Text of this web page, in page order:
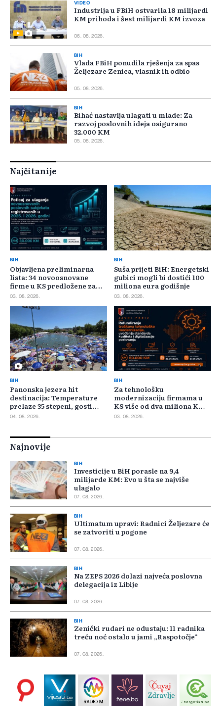
VIDEO
Industrija u FBiH ostvarila 18 milijardi
KM prihoda i šest milijardi KM izvoza
06. 08. 2026.
BIH
Vlada FBiH ponudila rješenja za spas
Željezare Zenica, vlasnik ih odbio
05. 08. 2026.
BIH
Bihać nastavlja ulagati u mlade: Za
razvoj poslovnih ideja osigurano
32.000 KM
05. 08. 2026.
Najčitanije
BIH
Objavljena preliminarna
lista: 34 novoosnovane
firme u KS predložene za
400.000 KM poticaja
03. 08. 2026.
BIH
Suša prijeti BiH: Energetski
gubici mogli bi dostići 100
miliona eura godišnje
03. 08. 2026.
BIH
Panonska jezera hit
destinacija: Temperature
prelaze 35 stepeni, gosti
pristižu iz cijele regije
04. 08. 2026.
BIH
Za tehnološku
modernizaciju firmama u
KS više od dva miliona KM,
odbijeno 135 prijava
03. 08. 2026.
Najnovije
BIH
Investicije u BiH porasle na 9,4
milijarde KM: Evo u šta se najviše
ulagalo
07. 08. 2026.
BIH
Ultimatum upravi: Radnici Željezare će
se zatvoriti u pogone
07. 08. 2026.
BIH
Na ZEPS 2026 dolazi najveća poslovna
delegacija iz Libije
07. 08. 2026.
BIH
Zenički rudari ne odustaju: 11 radnika
treću noć ostalo u jami „Raspotočje“
07. 08. 2026.